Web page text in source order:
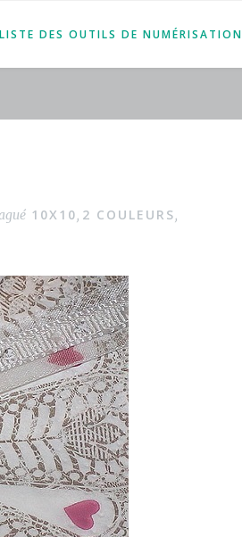
LISTE DES OUTILS DE NUMÉRISATION
10X10, 2 COULEURS,